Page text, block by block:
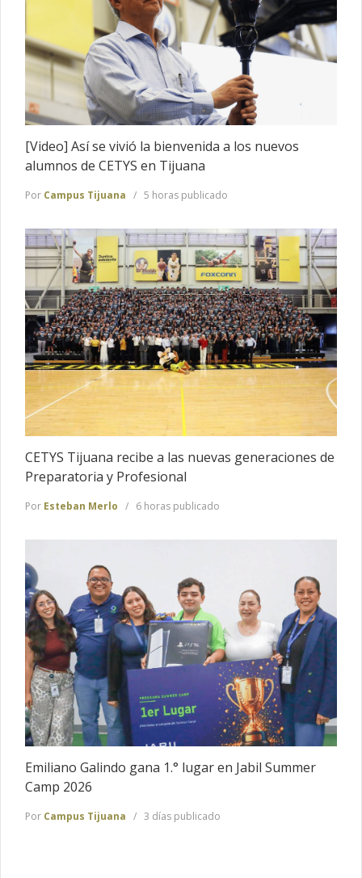
[Video] Así se vivió la bienvenida a los nuevos
alumnos de CETYS en Tijuana
Por Campus Tijuana 5 horas publicado
CETYS Tijuana recibe a las nuevas generaciones de
Preparatoria y Profesional
Por Esteban Merlo 6 horas publicado
Emiliano Galindo gana 1.° lugar en Jabil Summer
Camp 2026
Por Campus Tijuana 3 días publicado